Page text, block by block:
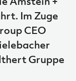
Im Zuge
CEO
Gruppe